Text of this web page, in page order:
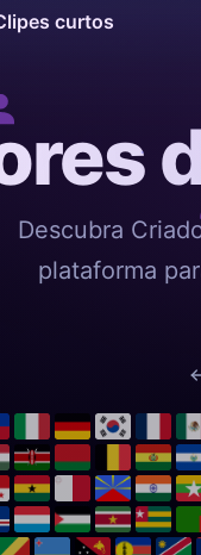
curtos
Descubra
plataforma